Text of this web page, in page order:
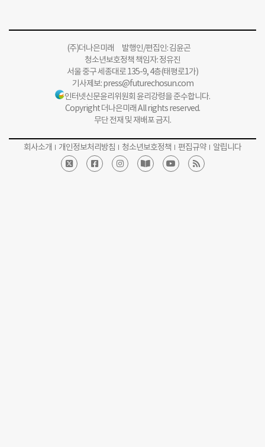
(주)더나은미래 발행인/편집인: 김윤곤
청소년보호정책 책임자: 정유진
서울 중구 세종대로 135-9, 4층(태평로1가)
기사제보:press@futurechosun.com
인터넷신문윤리위원회 윤리강령을 준수합니다.
Copyright 더나은미래 All rights reserved.
무단 전재 및 재배포 금지.
회사소개 개인정보처리방침 청소년보호정책 편집규약 알립니다